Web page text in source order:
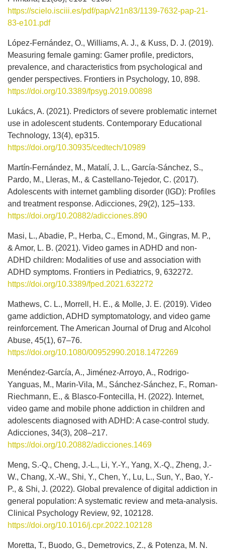
https://scielo.isciii.es/pdf/pap/v21n83/1139-7632-pap-21-
83-e101.pdf
López-Fernández, O., Williams, A. J., & Kuss, D. J. (2019).
Measuring female gaming: Gamer profile, predictors,
prevalence, and characteristics from psychological and
gender perspectives. Frontiers in Psychology, 10, 898.
https://doi.org/10.3389/fpsyg.2019.00898
Lukács, A. (2021). Predictors of severe problematic internet
use in adolescent students. Contemporary Educational
Technology, 13(4), ep315.
https://doi.org/10.30935/cedtech/10989
Martín-Fernández, M., Matalí, J. L., García-Sánchez, S.,
Pardo, M., Lleras, M., & Castellano-Tejedor, C. (2017).
Adolescents with internet gambling disorder (IGD): Profiles
and treatment response. Adicciones, 29(2), 125–133.
https://doi.org/10.20882/adicciones.890
Masi, L., Abadie, P., Herba, C., Emond, M., Gingras, M. P.,
& Amor, L. B. (2021). Video games in ADHD and non-
ADHD children: Modalities of use and association with
ADHD symptoms. Frontiers in Pediatrics, 9, 632272.
https://doi.org/10.3389/fped.2021.632272
Mathews, C. L., Morrell, H. E., & Molle, J. E. (2019). Video
game addiction, ADHD symptomatology, and video game
reinforcement. The American Journal of Drug and Alcohol
Abuse, 45(1), 67–76.
https://doi.org/10.1080/00952990.2018.1472269
Menéndez-García, A., Jiménez-Arroyo, A., Rodrigo-
Yanguas, M., Marin-Vila, M., Sánchez-Sánchez, F., Roman-
Riechmann, E., & Blasco-Fontecilla, H. (2022). Internet,
video game and mobile phone addiction in children and
adolescents diagnosed with ADHD: A case-control study.
Adicciones, 34(3), 208–217.
https://doi.org/10.20882/adicciones.1469
Meng, S.-Q., Cheng, J.-L., Li, Y.-Y., Yang, X.-Q., Zheng, J.-
W., Chang, X.-W., Shi, Y., Chen, Y., Lu, L., Sun, Y., Bao, Y.-
P., & Shi, J. (2022). Global prevalence of digital addiction in
general population: A systematic review and meta-analysis.
Clinical Psychology Review, 92, 102128.
https://doi.org/10.1016/j.cpr.2022.102128
Moretta, T., Buodo, G., Demetrovics, Z., & Potenza, M. N.